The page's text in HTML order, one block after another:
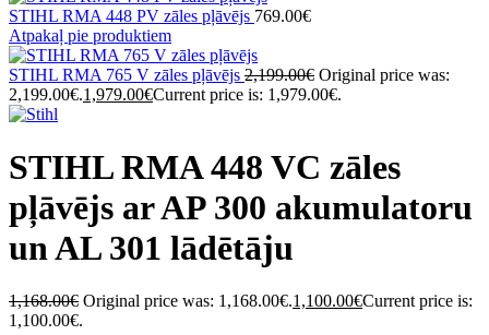
STIHL RMA 448 PV zāles pļāvējs 769.00€
Atpakaļ pie produktiem
STIHL RMA 765 V zāles pļāvējs 2,199.00€ Original price was:
2,199.00€.1,979.00€Current price is: 1,979.00€.
STIHL RMA 448 VC zāles
pļāvējs ar AP 300 akumulatoru
un AL 301 lādētāju
1,168.00€ Original price was: 1,168.00€.1,100.00€Current price is:
1,100.00€.